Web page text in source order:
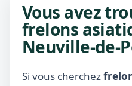
Vous avez
frelons
Neuville-de-
Si vous cherchez